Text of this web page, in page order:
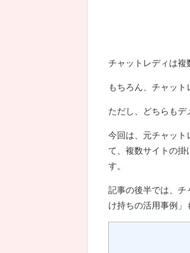
チャットレディは複
もちろん、チャット
ただし、どちらもデ
今回は、元チャット
て、複数サイトの掛
す。
記事の後半では、チ
け持ちの活用事例」